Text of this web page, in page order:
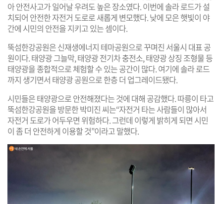
아 안전사고가 일어날 우려도 높은 장소였다. 이번에 솔라 로드가 설
치되어 안전한 자전거 도로로 새롭게 변모했다. 낮에 모은 햇빛이 야
간에 시민의 안전을 지키고 있는 셈이다.
뚝섬한강공원은 신재생에너지 테마공원으로 꾸며진 서울시 대표 공
원이다. 태양광 그늘막, 태양광 전기차 충전소, 태양광 상징 조형물 등
태양광을 종합적으로 체험할 수 있는 공간이 많다. 여기에 솔라 로드
까지 생기면서 태양광 공원으로 한층 더 업그레이드됐다.
시민들은 태양광으로 안전해졌다는 것에 대해 공감했다. 따릉이 타고
뚝섬한강공원을 방문한 박미진 씨는“자전거 타는 사람들이 많아서
자전거 도로가 어두우면 위험하다. 그런데 이렇게 밝히게 되면 시민
이 좀 더 안전하게 이용할 것”이라고 말했다.